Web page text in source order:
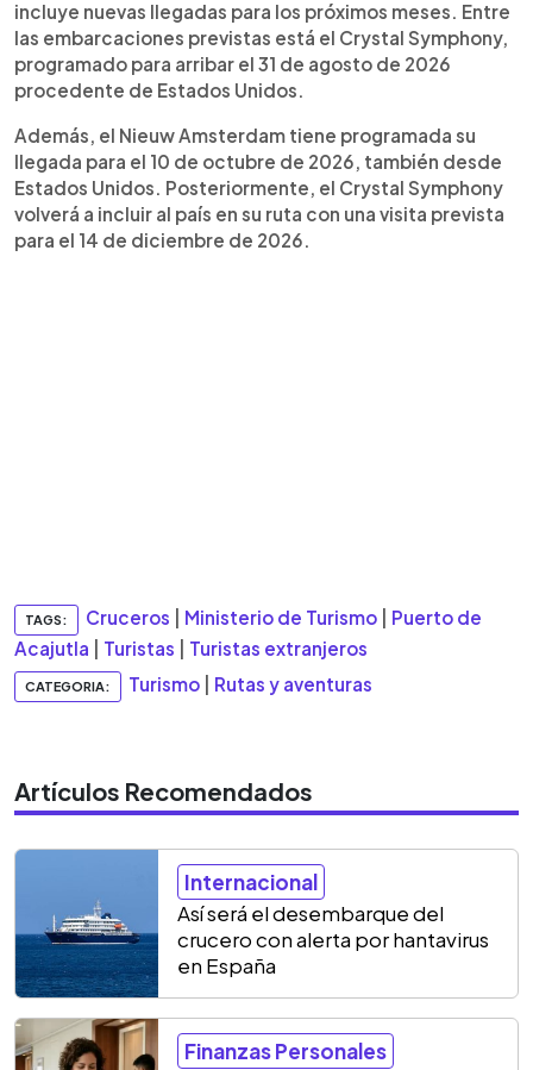
incluye nuevas llegadas para los próximos meses. Entre
las embarcaciones previstas está el Crystal Symphony,
programado para arribar el 31 de agosto de 2026
procedente de Estados Unidos.
Además, el Nieuw Amsterdam tiene programada su
llegada para el 10 de octubre de 2026, también desde
Estados Unidos. Posteriormente, el Crystal Symphony
volverá a incluir al país en su ruta con una visita prevista
para el 14 de diciembre de 2026.
TAGS: Cruceros Ministerio de Turismo
Puerto de
Acajutla
Turistas Turistas extranjeros
CATEGORIA: Turismo Rutas y aventuras
Artículos Recomendados
Internacional
Así será el desembarque del
crucero con alerta por hantavirus
en España
Finanzas Personales